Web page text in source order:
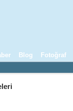
Blog Fotoğraf